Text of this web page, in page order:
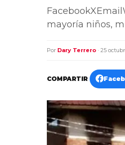
mayoría niños,
Por Dary Terrero · 25
COMPARTIR